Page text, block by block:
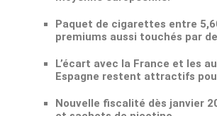
Paquet de cigarettes entre
premiums aussi touchés par
L’écart avec la France et les
Espagne restent attractifs
Nouvelle fiscalité dès janvier